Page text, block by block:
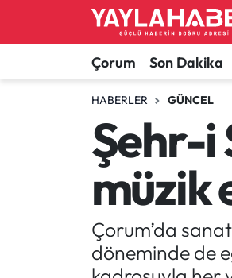
Çorum Son Dakika
HABERLER GÜNCEL
Şehr-i
müzik
Çorum’da
döneminde de
Alaca Haberleri
Bayat Haberleri
Bilgi - Keşfet Haberleri
Bilim ve Teknoloji
Boğazkale Haberleri
Çorum Haberleri
Çorum Nöbetçi Eczaneler
Çorum Hava Durumu
Çorum Namaz Vakitleri
Çorum Trafik Yoğunluk
TFF 1.Lig Puan Durumu ve
Tüm Manşetler